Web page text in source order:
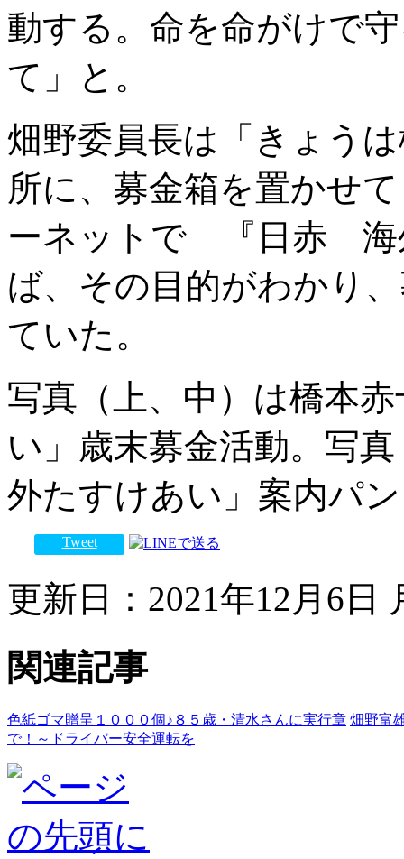
動する。命を命がけで
て」と。
畑野委員長は「きょう
所に、募金箱を置かせ
ーネットで 『日赤 海
ば、その目的がわかり
ていた。
写真（上、中）は橋本
い」歳末募金活動。写
外たすけあい」案内パ
Tweet
更新日：2021年12月6日
関連記事
色紙ゴマ贈呈１０００個♪８５歳・清水さんに実行章 畑野富
で！～ドライバー安全運転を